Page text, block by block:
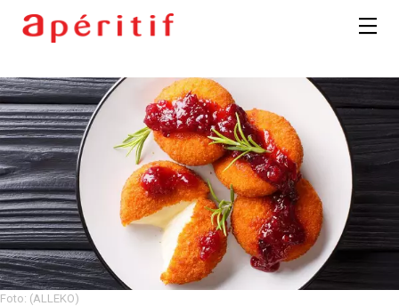
Foto: (ALLEKO)